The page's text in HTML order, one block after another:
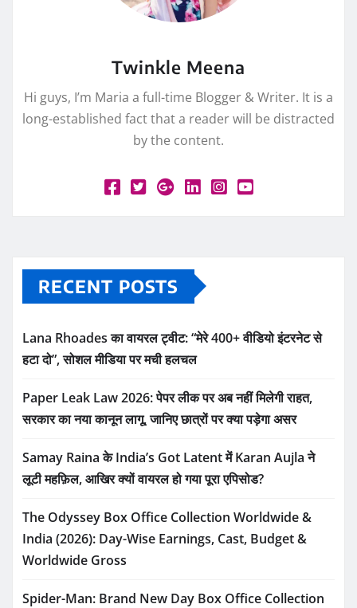
Twinkle Meena
Hi guys, I’m Maria a full-time Blogger & Writer. It is a
long-established fact that a reader will be distracted
by the content.
RECENT POSTS
Lana Rhoades का वायरल ट्वीट: “मेरे 400+ वीडियो इंटरनेट से
हटा दो”, सोशल मीडिया पर मची हलचल
Paper Leak Law 2026: पेपर लीक पर अब नहीं मिलेगी राहत,
सरकार का नया कानून लागू, जानिए छात्रों पर क्या पड़ेगा असर
Samay Raina के India’s Got Latent में Karan Aujla ने
लूटी महफ़िल, आखिर क्यों वायरल हो गया पूरा एपिसोड?
The Odyssey Box Office Collection Worldwide &
India (2026): Day-Wise Earnings, Cast, Budget &
Worldwide Gross
Spider-Man: Brand New Day Box Office Collection